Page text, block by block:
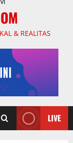
& REALITAS
LIVE